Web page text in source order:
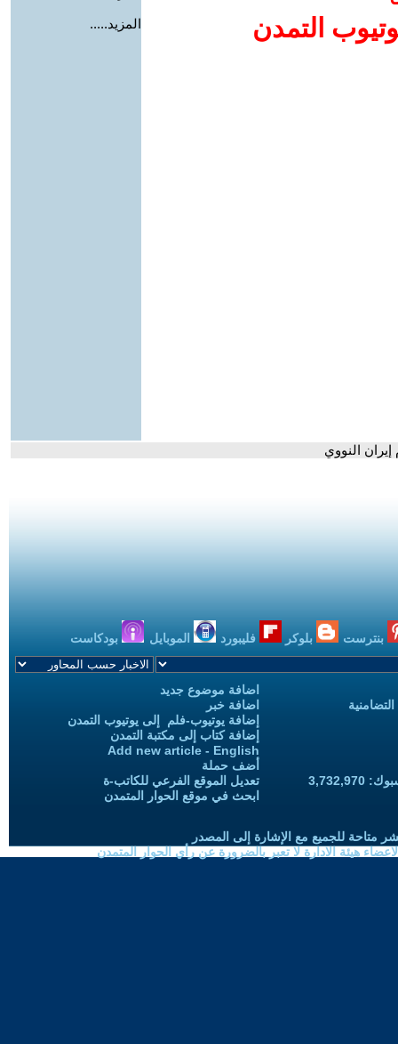
التمدن
المزيد.....
النووي
بنترست بلوكر فليبورد الموبايل بودكاست
اضافة موضوع جديد
اضافة خبر
إضافة يوتيوب-فلم إلى يوتيوب التمدن
إضافة كتاب إلى مكتبة التمدن
Add new article - English
أضف حملة
تعديل الموقع الفرعي للكاتب-ة
ابحث في موقع الحوار المتمدن
متاحة للجميع مع الإشارة إلى المصدر
هيئة الادارة لا تعبر بالضرورة عن رأي الحوار المتمدن